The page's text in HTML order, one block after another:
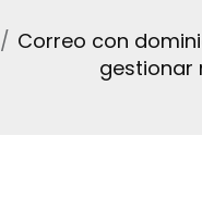
Correo con
gestionar